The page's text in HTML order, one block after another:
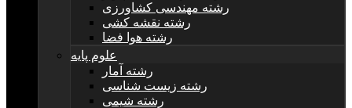
رشته مهندسی کشاورزی
رشته نقشه کشی
رشته هوا فضا
علوم پایه
رشته آمار
رشته زیست شناسی
رشته شیمی